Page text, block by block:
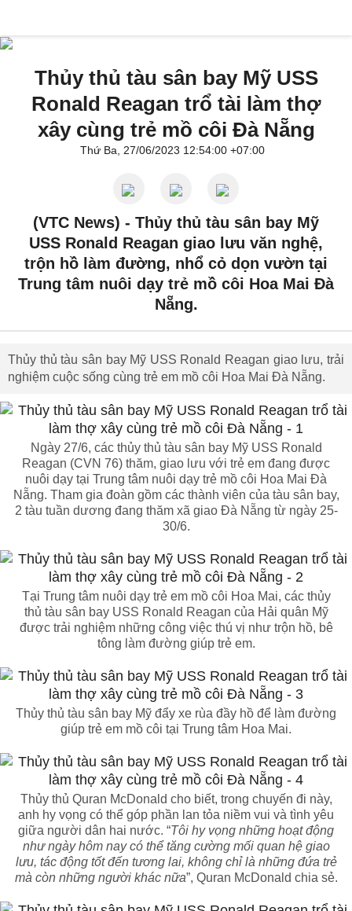
Thủy thủ tàu sân bay Mỹ USS
Ronald Reagan trổ tài làm thợ
xây cùng trẻ mồ côi Đà Nẵng
Thứ Ba, 27/06/2023 12:54:00 +07:00
(VTC News) - Thủy thủ tàu sân bay Mỹ
USS Ronald Reagan giao lưu văn nghệ,
trộn hồ làm đường, nhổ cỏ dọn vườn tại
Trung tâm nuôi dạy trẻ mồ côi Hoa Mai Đà
Nẵng.
Thủy thủ tàu sân bay Mỹ USS Ronald Reagan giao lưu, trải
nghiệm cuộc sống cùng trẻ em mồ côi Hoa Mai Đà Nẵng.
Ngày 27/6, các thủy thủ tàu sân bay Mỹ USS Ronald
Reagan (CVN 76) thăm, giao lưu với trẻ em đang được
nuôi dạy tại Trung tâm nuôi dạy trẻ mồ côi Hoa Mai Đà
Nẵng. Tham gia đoàn gồm các thành viên của tàu sân bay,
2 tàu tuần dương đang thăm xã giao Đà Nẵng từ ngày 25-
30/6.
Tại Trung tâm nuôi dạy trẻ em mồ côi Hoa Mai, các thủy
thủ tàu sân bay USS Ronald Reagan của Hải quân Mỹ
được trải nghiệm những công việc thú vị như trộn hồ, bê
tông làm đường giúp trẻ em.
Thủy thủ tàu sân bay Mỹ đẩy xe rùa đầy hồ để làm đường
giúp trẻ em mồ côi tại Trung tâm Hoa Mai.
Thủy thủ Quran McDonald cho biết, trong chuyến đi này,
anh hy vọng có thể góp phần lan tỏa niềm vui và tình yêu
giữa người dân hai nước. “Tôi hy vọng những hoạt động
như ngày hôm nay có thể tăng cường mối quan hệ giao
lưu, tác động tốt đến tương lai, không chỉ là những đứa trẻ
mà còn những người khác nữa”, Quran McDonald chia sẻ.